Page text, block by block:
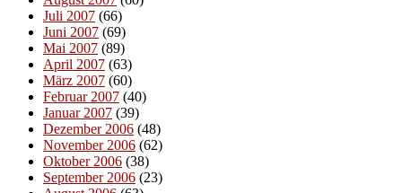
Juli 2007 (66)
Juni 2007 (69)
Mai 2007 (89)
April 2007 (63)
März 2007 (60)
Februar 2007 (40)
Januar 2007 (39)
Dezember 2006 (48)
November 2006 (62)
Oktober 2006 (38)
September 2006 (23)